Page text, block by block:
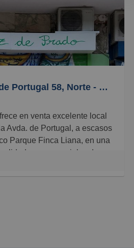
Local en Avenida de Portugal 58, Norte - Universidad, Móstoles
Avda. de Portugal, a escasos
Parque Finca Liana, en una
y comerciales de